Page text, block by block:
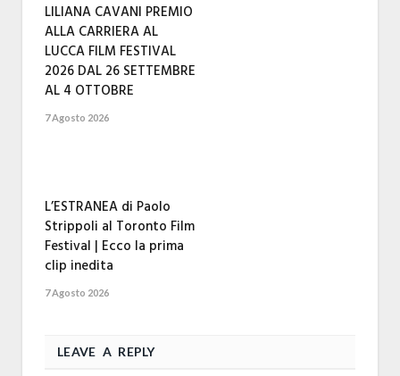
LILIANA CAVANI PREMIO
ALLA CARRIERA AL
LUCCA FILM FESTIVAL
2026 DAL 26 SETTEMBRE
AL 4 OTTOBRE
7 Agosto 2026
L’ESTRANEA di Paolo
Strippoli al Toronto Film
Festival | Ecco la prima
clip inedita
7 Agosto 2026
LEAVE A REPLY